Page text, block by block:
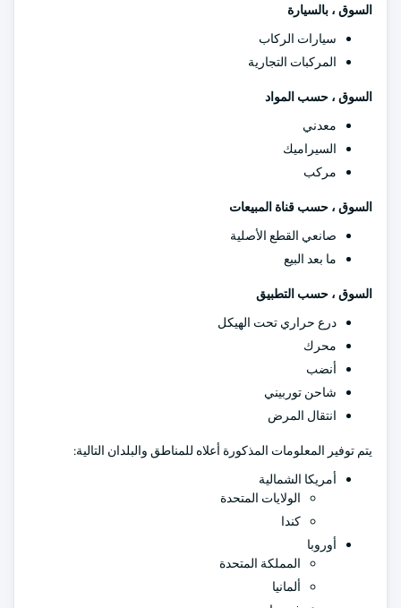
السوق ، بالسيارة
سيارات الركاب
المركبات التجارية
السوق ، حسب المواد
معدني
السيراميك
مركب
السوق ، حسب قناة المبيعات
صانعي القطع الأصلية
ما بعد البيع
السوق ، حسب التطبيق
درع حراري تحت الهيكل
محرك
أنضب
شاحن توربيني
انتقال المرض
يتم توفير المعلومات المذكورة أعلاه للمناطق والبلدان التالية:
أمريكا الشمالية
الولايات المتحدة
كندا
أوروبا
المملكة المتحدة
ألمانيا